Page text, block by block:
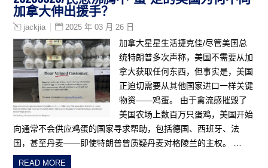
加拿大伸出援手？
jackjia 2025 年 03 月 26 日
加拿大星星生活捷克佳/尽管美国总
统特朗普多次声称，美国不需要从加
拿大获取任何东西，但事实是，美国
正迫切需要从其他国家进口一样关键
物资——鸡蛋。 由于禽流感摧毁了
美国农场上数百万只蛋鸡，美国开始
向通常不会供应鸡蛋的国家寻求帮助，包括德国、西班牙、法
国，甚至丹麦——即使特朗普曾质疑丹麦对格陵兰的主权。 …
READ MORE